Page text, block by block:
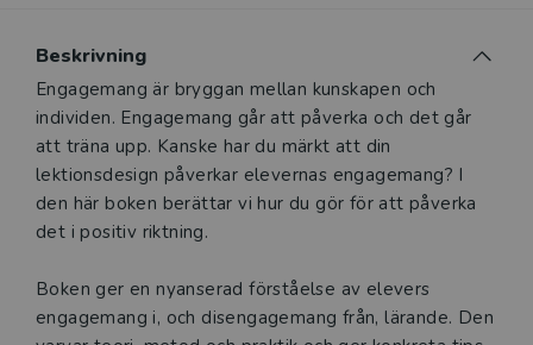
Beskrivning
Beskrivning
Engagemang är bryggan mellan kunskapen och
individen. Engagemang går att påverka och det går
att träna upp. Kanske har du märkt att din
lektionsdesign påverkar elevernas engagemang? I
den här boken berättar vi hur du gör för att påverka
det i positiv riktning.
Boken ger en nyanserad förståelse av elevers
engagemang i, och disengagemang från, lärande. Den